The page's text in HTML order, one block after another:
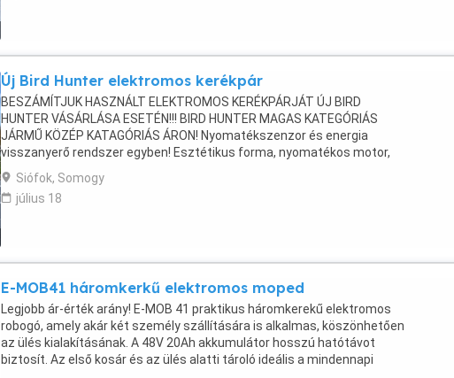
Új Bird Hunter elektromos kerékpár
BESZÁMÍTJUK HASZNÁLT ELEKTROMOS KERÉKPÁRJÁT ÚJ BIRD
HUNTER VÁSÁRLÁSA ESETÉN!!! BIRD HUNTER MAGAS KATEGÓRIÁS
JÁRMŰ KÖZÉP KATAGÓRIÁS ÁRON! Nyomatékszenzor és energia
visszanyerő rendszer egyben! Esztétikus forma, nyomatékos motor,
erős alumínium váz és nagykapacitású lítium akkumulátor, egyszóval
tökéletes! Alacsony ...
Siófok, Somogy
július 18
E-MOB41 háromkerkű elektromos moped
Legjobb ár-érték arány! E-MOB 41 praktikus háromkerekű elektromos
robogó, amely akár két személy szállítására is alkalmas, köszönhetően
az ülés kialakításának. A 48V 20Ah akkumulátor hosszú hatótávot
biztosít. Az első kosár és az ülés alatti tároló ideális a mindennapi